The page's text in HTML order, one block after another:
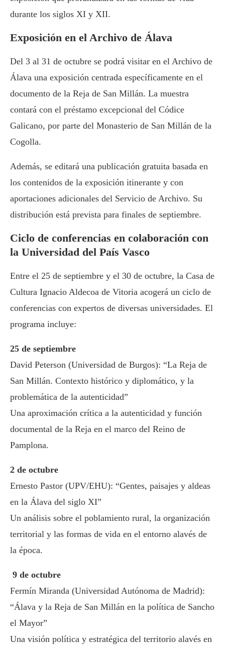
durante los siglos XI y XII.
Exposición en el Archivo de Álava
Del 3 al 31 de octubre se podrá visitar en el Archivo de
Álava una exposición centrada específicamente en el
documento de la Reja de San Millán. La muestra
contará con el préstamo excepcional del Códice
Galicano, por parte del Monasterio de San Millán de la
Cogolla.
Además, se editará una publicación gratuita basada en
los contenidos de la exposición itinerante y con
aportaciones adicionales del Servicio de Archivo. Su
distribución está prevista para finales de septiembre.
Ciclo de conferencias en colaboración con
la Universidad del País Vasco
Entre el 25 de septiembre y el 30 de octubre, la Casa de
Cultura Ignacio Aldecoa de Vitoria acogerá un ciclo de
conferencias con expertos de diversas universidades. El
programa incluye:
25 de septiembre
David Peterson (Universidad de Burgos): “La Reja de
San Millán. Contexto histórico y diplomático, y la
problemática de la autenticidad”
Una aproximación crítica a la autenticidad y función
documental de la Reja en el marco del Reino de
Pamplona.
2 de octubre
Ernesto Pastor (UPV/EHU): “Gentes, paisajes y aldeas
en la Álava del siglo XI”
Un análisis sobre el poblamiento rural, la organización
territorial y las formas de vida en el entorno alavés de
la época.
9 de octubre
Fermín Miranda (Universidad Autónoma de Madrid):
“Álava y la Reja de San Millán en la política de Sancho
el Mayor”
Una visión política y estratégica del territorio alavés en